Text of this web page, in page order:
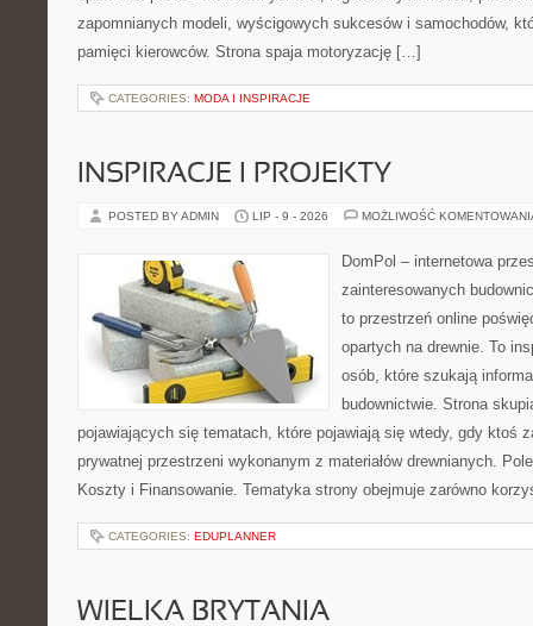
zapomnianych modeli, wyścigowych sukcesów i samochodów,
pamięci kierowców. Strona spaja motoryzację […]
CATEGORIES: MODA I INSPIRACJE
INSPIRACJE I PROJEKTY
POSTED BY ADMIN LIP - 9 - 2026 MOŻLIWOŚĆ
DomPol – internetowa
zainteresowanych
to przestrzeń online
opartych na drewnie. To
osób, które szukają
budownictwie. Strona
pojawiających się tematach, które pojawiają się wtedy, gdy ktoś
prywatnej przestrzeni wykonanym z materiałów drewnianych.
Koszty i Finansowanie. Tematyka strony obejmuje zarówno
CATEGORIES: EDUPLANNER
WIELKA BRYTANIA